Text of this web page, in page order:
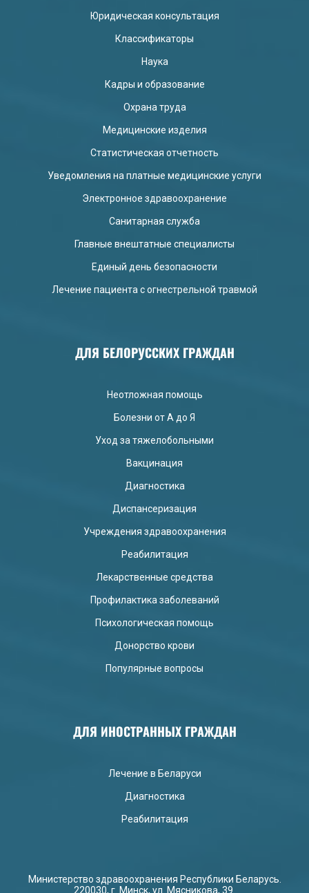
Юридическая консультация
Классификаторы
Наука
Кадры и образование
Охрана труда
Медицинские изделия
Статистическая отчетность
Уведомления на платные медицинские услуги
Электронное здравоохранение
Санитарная служба
Главные внештатные специалисты
Единый день безопасности
Лечение пациента с огнестрельной травмой
ДЛЯ БЕЛОРУССКИХ ГРАЖДАН
Неотложная помощь
Болезни от А до Я
Уход за тяжелобольными
Вакцинация
Диагностика
Диспансеризация
Учреждения здравоохранения
Реабилитация
Лекарственные средства
Профилактика заболеваний
Психологическая помощь
Донорство крови
Популярные вопросы
ДЛЯ ИНОСТРАННЫХ ГРАЖДАН
Лечение в Беларуси
Диагностика
Реабилитация
Министерство здравоохранения Республики Беларусь.
220030, г. Минск, ул. Мясникова, 39.